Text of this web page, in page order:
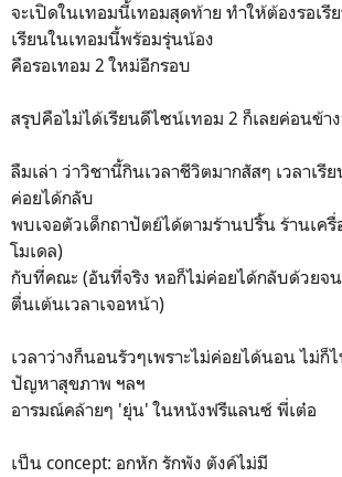
จะเปิดในเทอมนี้เทอมสุดท้าย ทำให้ต้องรอเ
เรียนในเทอมนี้พร้อมรุ่นน้อง
คือรอเทอม 2 ใหม่อีกรอบ
สรุปคือไม่ได้เรียนดีไซน์เทอม 2 ก็เลยค่อนข้า
ลืมเล่า ว่าวิชานี้กินเวลาชีวิตมากสัสๆ เวลาเรี
ค่อยได้กลับ
พบเจอตัวเด็กถาปัตย์ได้ตามร้านปริ้น ร้านเค
โมเดล)
กับที่คณะ (อันที่จริง หอก็ไม่ค่อยได้กลับด้วยจ
ตื่นเต้นเวลาเจอหน้า)
เวลาว่างก็นอนรัวๆเพราะไม่ค่อยได้นอน ไม่ก็
ปัญหาสุขภาพ ฯลฯ
อารมณ์คล้ายๆ 'ยุ่น' ในหนังฟรีแลนซ์ พี่เต๋อ
เป็น concept: อกหัก รักพัง ตังค์ไม่มี